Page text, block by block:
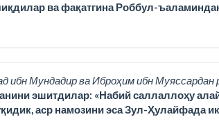
ва фақатгина Роббул-
ибн Мундадир ва Иброҳим ибн Муяссардан
эшитдилар: «Набий саллаллоҳу
аср намозини эса Зул-Ҳулайфада